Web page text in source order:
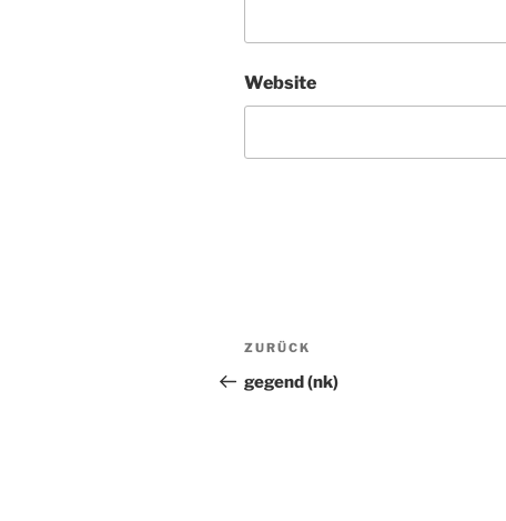
Website
Beitragsnavigation
Vorheriger
Beitrag
ZURÜCK
gegend (nk)